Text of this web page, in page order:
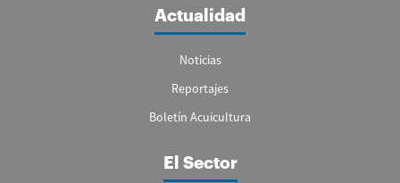
Actualidad
Noticias
Reportajes
Boletín Acuicultura
El Sector